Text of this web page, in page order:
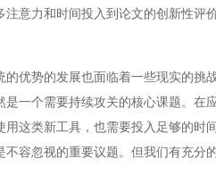
意力和时间投入到论文的创新性评
势的发展也面临着一些现实的挑
一个需要持续攻关的核心课题。在
类新工具，也需要投入足够的时
容忽视的重要议题。但我们有充分